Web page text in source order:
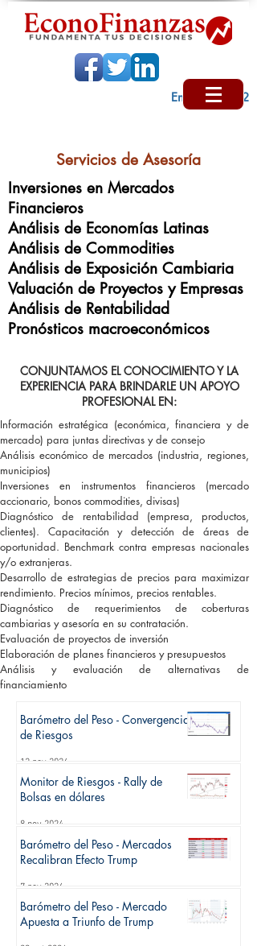
Encabezado 2
Servicios de Asesoría
Inversiones en Mercados
Financieros
Análisis de Economías Latinas
Análisis de Commodities
Análisis de Exposición Cambiaria
Valuación de Proyectos y Empresas
Análisis de Rentabilidad
Pronósticos macroeconómicos
CONJUNTAMOS EL CONOCIMIENTO Y LA
EXPERIENCIA PARA BRINDARLE UN APOYO
PROFESIONAL EN:
Información estratégica (económica, financiera y de
mercado) para juntas directivas y de consejo
Análisis económico de mercados (industria, regiones,
municipios)
Inversiones en instrumentos financieros (mercado
accionario, bonos commodities, divisas)
Diagnóstico de rentabilidad (empresa, productos,
clientes). Capacitación y detección de áreas de
oportunidad. Benchmark contra empresas nacionales
y/o extranjeras.
Desarrollo de estrategias de precios para maximizar
rendimiento. Precios mínimos, precios rentables.
Diagnóstico de requerimientos de coberturas
cambiarias y asesoría en su contratación.
Evaluación de proyectos de inversión
Elaboración de planes financieros y presupuestos
Análisis y evaluación de alternativas de
financiamiento
Barómetro del Peso - Convergencia
de Riesgos
12 nov 2024
Monitor de Riesgos - Rally de
Bolsas en dólares
8 nov 2024
Barómetro del Peso - Mercados
Recalibran Efecto Trump
7 nov 2024
Barómetro del Peso - Mercado
Apuesta a Triunfo de Trump